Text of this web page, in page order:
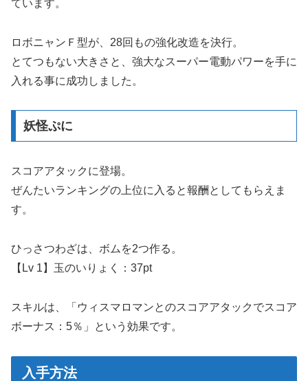
ています。
ロボニャンＦ型が、28回もの強化改造を決行。
とてつもない大きさと、強大なスーパー電動パワーを手に
入れる事に成功しました。
妖怪ぷに
スコアアタックに登場。
ぜんたいランキングの上位に入ると報酬としてもらえま
す。
ひっさつわざは、ボムを2つ作る。
【Lv 1】玉のいりょく：37pt
スキルは、「ウィスマロマンとのスコアアタックでスコア
ボーナス：5％」という効果です。
入手方法